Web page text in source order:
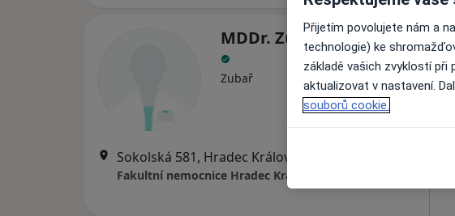
MDDr. Zuzana Janovská
Zubař
Sokolská 581, Hradec Králové
Fakultní nemocnice Hradec Králové
Přijetím povolujete nám a
technologie) ke
základě vašich zvyklostí
aktualizovat v nastavení.
souborů cookie.